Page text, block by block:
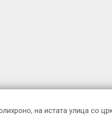
на истата улица со